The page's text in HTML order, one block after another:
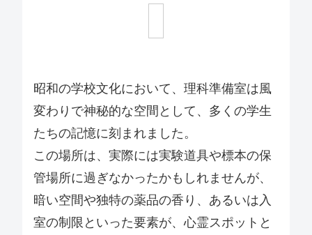
昭和の学校文化において、理科準備室は風
変わりで神秘的な空間として、多くの学生
たちの記憶に刻まれました。
この場所は、実際には実験道具や標本の保
管場所に過ぎなかったかもしれませんが、
暗い空間や独特の薬品の香り、あるいは入
室の制限といった要素が、心霊スポットと